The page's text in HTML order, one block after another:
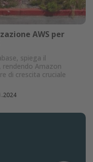
AWS per
spiega il
rendendo Amazon
di crescita cruciale